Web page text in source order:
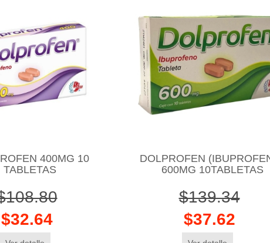
400MG 10
TABLETAS
$32.64
DOLPROFEN
600MG 10TABLETAS
$139.34
$37.62